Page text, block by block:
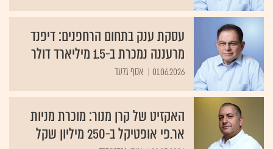
עסקת ענק בתחום הרחפנים: דיפנד
מרעננה נמכרת ב-1.5 מיליארד דולר
01.06.2026 אסף גלעד
האקזיט של קרן מנור: מוכרת מניות
אר.פי אופטיקל ב-250 מיליון שקל